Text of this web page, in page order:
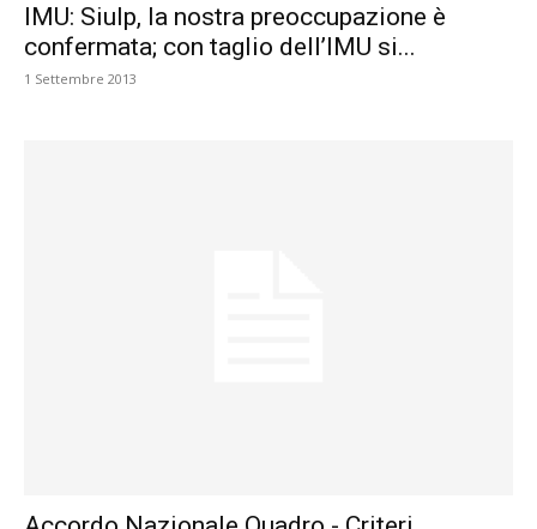
IMU: Siulp, la nostra preoccupazione è
confermata; con taglio dell’IMU si...
1 Settembre 2013